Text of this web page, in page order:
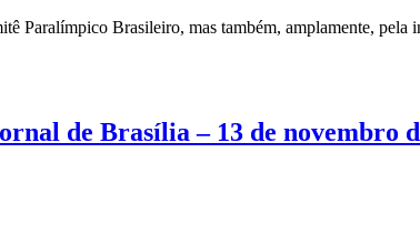
Paralímpico Brasileiro, mas também, amplamente,
de Brasília – 13 de novembro